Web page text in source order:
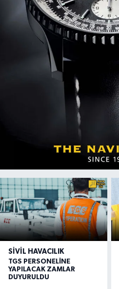
SIVIL HAVACILIK
TGS PERSONELİNE
YAPILACAK ZAMLAR
DUYURULDU